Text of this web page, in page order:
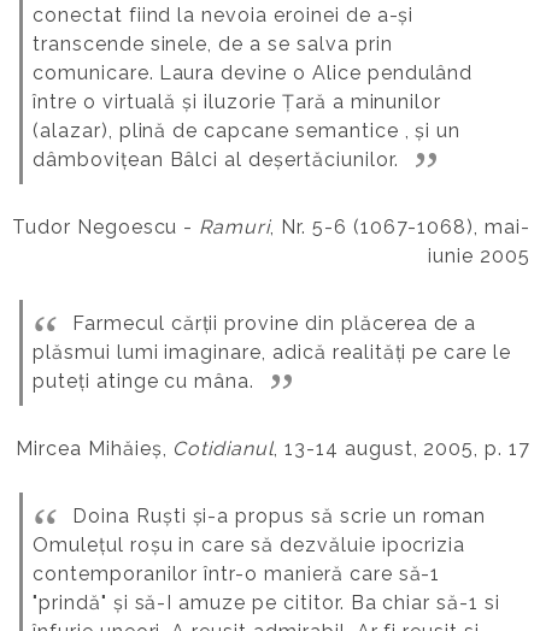
conectat fiind la nevoia eroinei de a-și
transcende sinele, de a se salva prin
comunicare. Laura devine o Alice pendulând
între o virtuală și iluzorie Țară a minunilor
(alazar), plină de capcane semantice , și un
dâmbovițean Bâlci al deșertăciunilor.
Tudor Negoescu - Ramuri, Nr. 5-6 (1067-1068), mai-
iunie 2005
Farmecul cărții provine din plăcerea de a
plăsmui lumi imaginare, adică realități pe care le
puteți atinge cu mâna.
Mircea Mihăieș, Cotidianul, 13-14 august, 2005, p. 17
Doina Ruști și-a propus să scrie un roman
Omulețul roșu in care să dezvăluie ipocrizia
contemporanilor într-o manieră care să-1
"prindă" și să-I amuze pe cititor. Ba chiar să-1 si